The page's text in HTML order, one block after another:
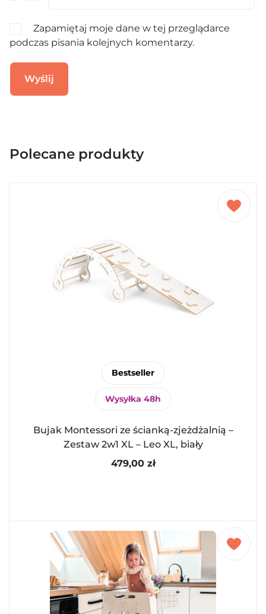
Zapamiętaj moje dane w tej przeglądarce
podczas pisania kolejnych komentarzy.
Polecane produkty
Bestseller
Wysyłka 48h
Bujak Montessori ze ścianką-zjeżdżalnią –
Zestaw 2w1 XL – Leo XL, biały
479,00 zł